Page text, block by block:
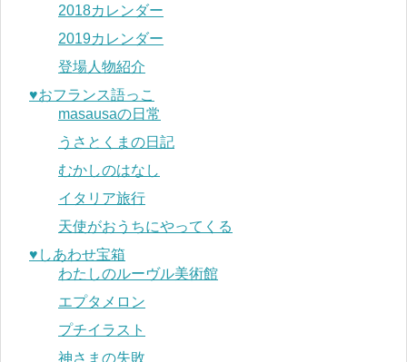
2018カレンダー
2019カレンダー
登場人物紹介
♥︎おフランス語っこ
masausaの日常
うさとくまの日記
むかしのはなし
イタリア旅行
天使がおうちにやってくる
♥︎しあわせ宝箱
わたしのルーヴル美術館
エプタメロン
プチイラスト
神さまの失敗